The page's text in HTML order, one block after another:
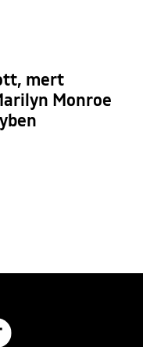
mert
Monroe